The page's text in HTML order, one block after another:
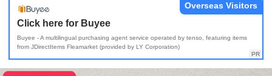
Click here for Buyee
Buyee - A multilingual purchasing agent service operated by tenso, featuring items
from JDirectItems Fleamarket (provided by LY Corporation)
Overseas Visitors